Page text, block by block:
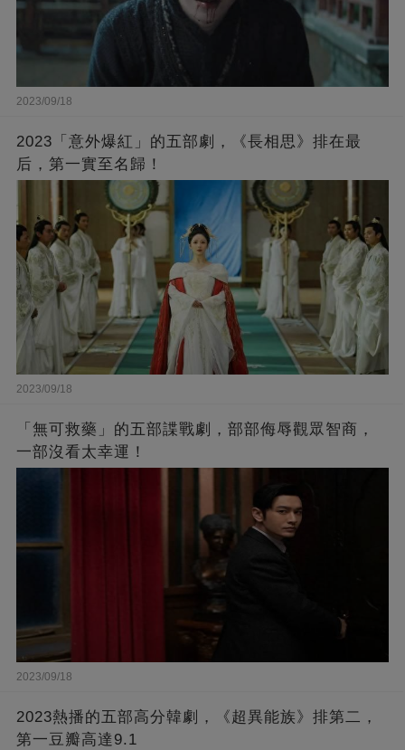
2023/09/18
2023「意外爆紅」的五部劇，《長相思》排在最
后，第一實至名歸！
2023/09/18
「無可救藥」的五部諜戰劇，部部侮辱觀眾智商，
一部沒看太幸運！
2023/09/18
2023熱播的五部高分韓劇，《超異能族》排第二，
第一豆瓣高達9.1